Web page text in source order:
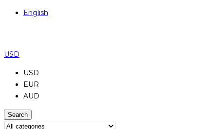
English
USD
USD
EUR
AUD
Search